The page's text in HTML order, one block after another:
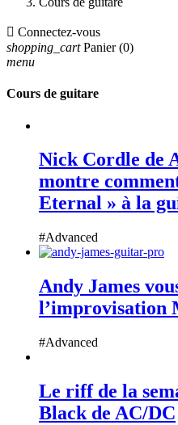
 Connectez-vous
shopping_cart Panier (0)
menu
Cours de guitare
Nick Cordle de
montre
Eternal » à la
#Advanced
Andy James
l’improvisation
#Advanced
Le riff de la
Black de AC/DC